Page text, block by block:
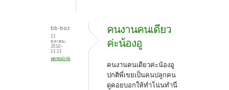
bb-boz
22
ตุลาคม,
2010 -
15:13
permalink
คนงานคนเดียว
ค่ะน้องอู
คนงานคนเดียวค่ะน้องอู
ปกติพี่เขยเป็นคนปลูกคน
ดูคอยบอกให้ทำโน่นทำนี่